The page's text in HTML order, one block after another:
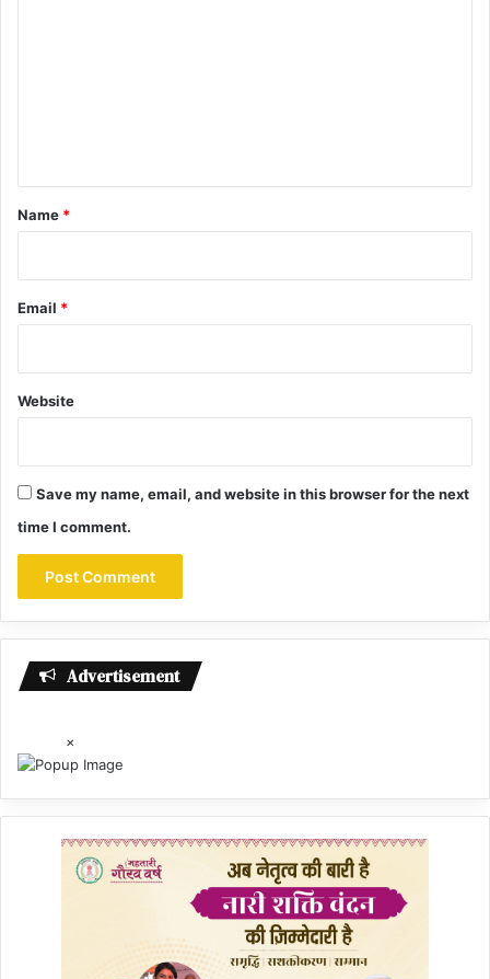
*
Name *
Email *
Website
Save my name, email, and website in this browser for the next
time I comment.
Advertisement
×